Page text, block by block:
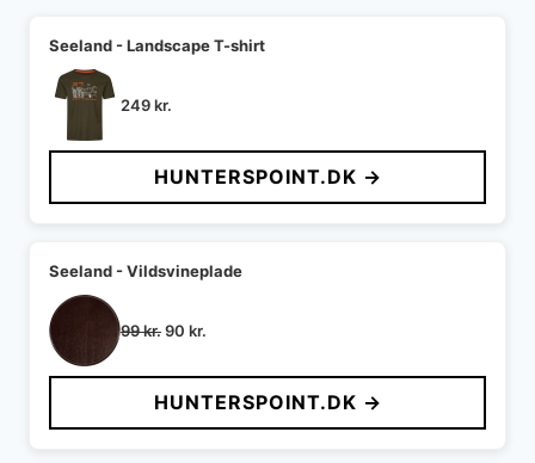
Seeland - Landscape T-shirt
249kr.
HUNTERSPOINT.DK →
Seeland - Vildsvineplade
99kr.Den
pris
var:
99 kr..
90 kr.
pris
er:
90 kr..
HUNTERSPOINT.DK →